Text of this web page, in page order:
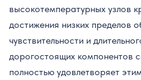
высокотемпературных узлов
достижения низких пределов
чувствительности и
дорогостоящих компонентов
полностью удовлетворяет